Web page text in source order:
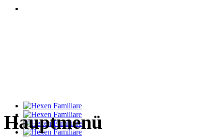
Hauptmenü